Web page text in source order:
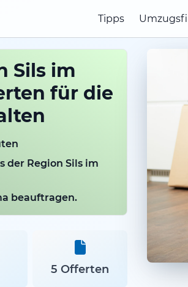
Tipps
Sils im
für die
der Region Sils im
beauftragen.
5 Offerten